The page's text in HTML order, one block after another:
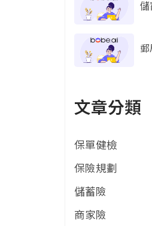
儲
郵
文章分類
保單健檢
保險規劃
儲蓄險
商家險